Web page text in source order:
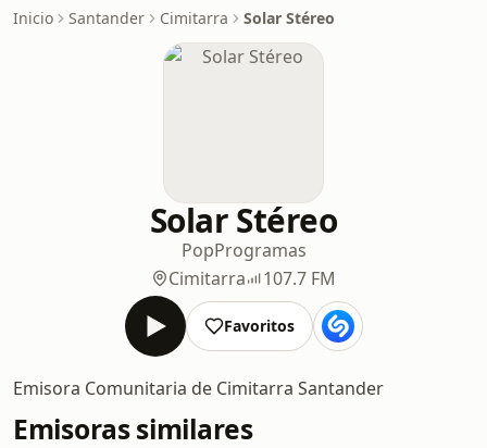
Inicio Santander Cimitarra Solar Stéreo
Solar Stéreo
PopProgramas
Cimitarra
107.7 FM
Favoritos
Emisora Comunitaria de Cimitarra Santander
Emisoras similares